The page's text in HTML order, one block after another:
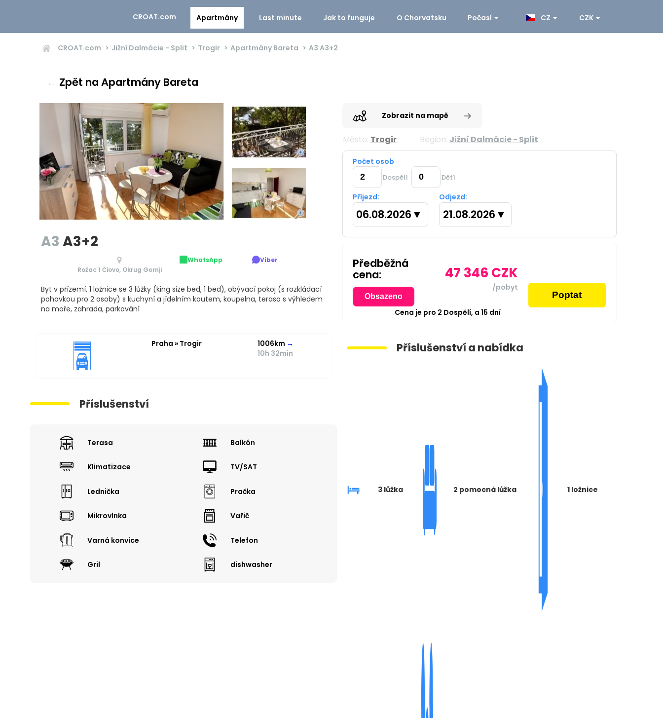
CROAT.com Apartmány Last minute Jak to funguje O Chorvatsku Počasí CZ CZK
CROAT.com Jižní Dalmácie - Split Trogir Apartmány Bareta A3 A3+2
← Zpět na Apartmány Bareta
A3 A3+2
Rožac 1 Čiovo, Okrug Gornji
WhatsApp Viber
Byt v přízemí, 1 ložnice se 3 lůžky (king size bed, 1 bed), obývací pokoj (s rozkládací
pohovkou pro 2 osoby) s kuchyní a jídelním koutem, koupelna, terasa s výhledem
na moře, zahrada, parkování
Praha » Trogir 1006km →
10h 32min
Příslušenství
Terasa Balkón
Klimatizace TV/SAT
Lednička Pračka
Mikrovlnka Vařič
Varná konvice Telefon
Gril dishwasher
Zobrazit na mapě
Město: Trogir Region: Jižní Dalmácie - Split
Počet osob
Dospělí Dětí
Příjezd:
06.08.2026 ▼
Odjezd:
21.08.2026 ▼
Předběžná
cena:
Obsazeno
47 346 CZK
/pobyt
Poptat
Cena je pro 2 Dospělí, a15 dní
Příslušenství a nabídka
3 lůžka 2 pomocná lůžka 1 ložnice